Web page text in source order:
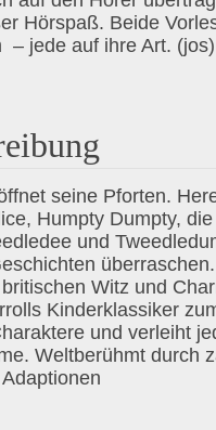
Hörspaß. Beide
– jede auf ihre Art. (jos)
seine Pforten.
Humpty Dumpty,
und
Witz und
Kinderklassiker
und verleiht
Weltberühmt durch